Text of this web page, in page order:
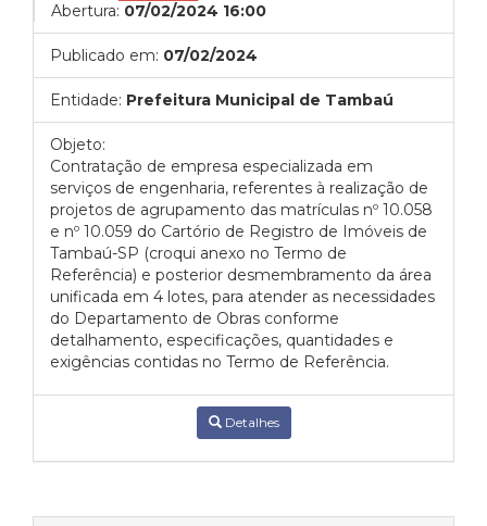
Abertura: 07/02/2024 16:00
Publicado em: 07/02/2024
Entidade: Prefeitura Municipal de Tambaú
Objeto:
Contratação de empresa especializada em
serviços de engenharia, referentes à realização de
projetos de agrupamento das matrículas nº 10.058
e nº 10.059 do Cartório de Registro de Imóveis de
Tambaú-SP (croqui anexo no Termo de
Referência) e posterior desmembramento da área
unificada em 4 lotes, para atender as necessidades
do Departamento de Obras conforme
detalhamento, especificações, quantidades e
exigências contidas no Termo de Referência.
Detalhes